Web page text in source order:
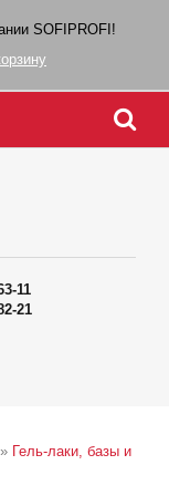
SOFIPROFI!
11
21
» Гель-лаки, базы и